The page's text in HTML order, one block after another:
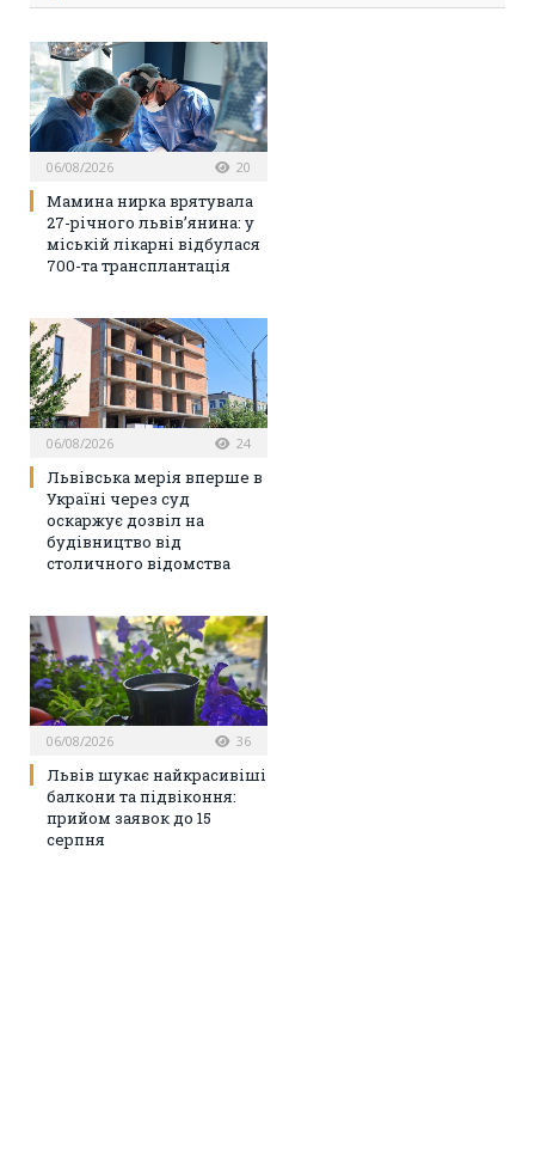
06/08/2026 20
Мамина нирка врятувала
27-річного львів’янина: у
міській лікарні відбулася
700-та трансплантація
06/08/2026 24
Львівська мерія вперше в
Україні через суд
оскаржує дозвіл на
будівництво від
столичного відомства
06/08/2026 36
Львів шукає найкрасивіші
балкони та підвіконня:
прийом заявок до 15
серпня